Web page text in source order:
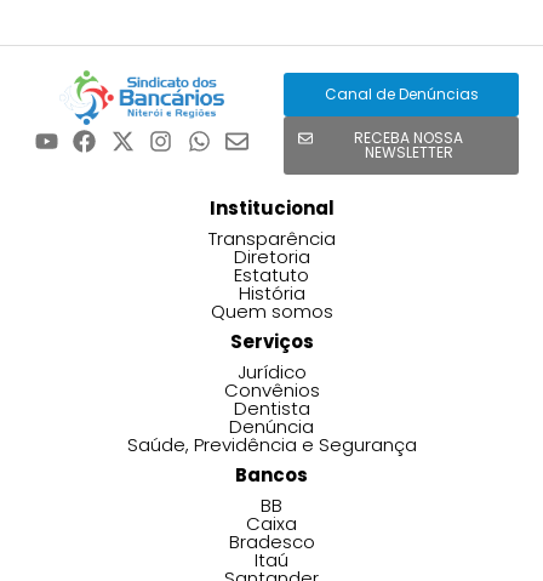
Canal de Denúncias
RECEBA NOSSA
NEWSLETTER
Institucional
Transparência
Diretoria
Estatuto
História
Quem somos
Serviços
Jurídico
Convênios
Dentista
Denúncia
Saúde, Previdência e Segurança
Bancos
BB
Caixa
Bradesco
Itaú